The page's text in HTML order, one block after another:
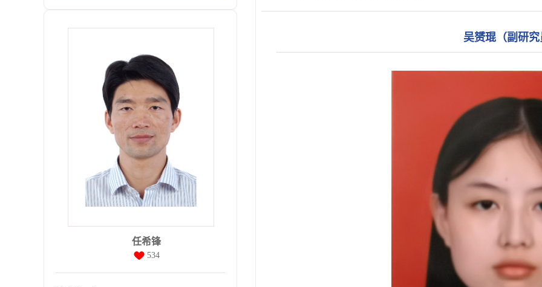
任希锋
534
吴赟琨（副研